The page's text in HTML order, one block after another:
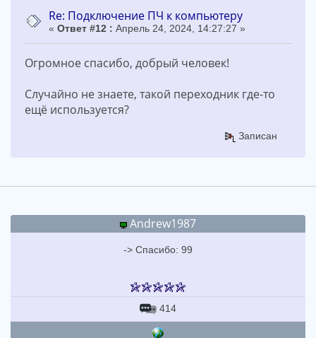
Re: Подключение ПЧ к компьютеру
« Ответ #12 : Апрель 24, 2024, 14:27:27 »
Огромное спасибо, добрый человек!
Случайно не знаете, такой переходник где-то
ещё используется?
Записан
Andrew1987
-> Спасибо: 99
414